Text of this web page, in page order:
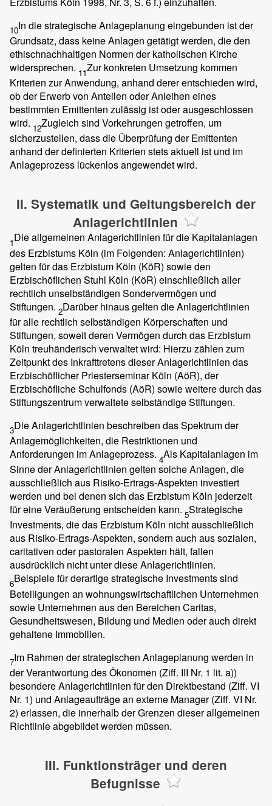
10In die strategische Anlageplanung eingebunden ist der
Grundsatz, dass keine Anlagen getätigt werden, die den
ethischnachhaltigen Normen der katholischen Kirche
widersprechen. 11Zur konkreten Umsetzung kommen
Kriterien zur Anwendung, anhand derer entschieden wird,
ob der Erwerb von Anteilen oder Anleihen eines
bestimmten Emittenten zulässig ist oder ausgeschlossen
wird. 12Zugleich sind Vorkehrungen getroffen, um
sicherzustellen, dass die Überprüfung der Emittenten
anhand der definierten Kriterien stets aktuell ist und im
Anlageprozess lückenlos angewendet wird.
II. Systematik und Geltungsbereich der
Anlagerichtlinien
1Die allgemeinen Anlagerichtlinien für die Kapitalanlagen
des Erzbistums Köln (im Folgenden: Anlagerichtlinien)
gelten für das Erzbistum Köln (KöR) sowie den
Erzbischöflichen Stuhl Köln (KöR) einschließlich aller
rechtlich unselbständigen Sondervermögen und
Stiftungen. 2Darüber hinaus gelten die Anlagerichtlinien
für alle rechtlich selbständigen Körperschaften und
Stiftungen, soweit deren Vermögen durch das Erzbistum
Köln treuhänderisch verwaltet wird: Hierzu zählen zum
Zeitpunkt des Inkrafttretens dieser Anlagerichtlinien das
Erzbischöflicher Priesterseminar Köln (AöR), der
Erzbischöfliche Schulfonds (AöR) sowie weitere durch das
Stiftungszentrum verwaltete selbständige Stiftungen.
3Die Anlagerichtlinien beschreiben das Spektrum der
Anlagemöglichkeiten, die Restriktionen und
Anforderungen im Anlageprozess. 4Als Kapitalanlagen im
Sinne der Anlagerichtlinien gelten solche Anlagen, die
ausschließlich aus Risiko-Ertrags-Aspekten investiert
werden und bei denen sich das Erzbistum Köln jederzeit
für eine Veräußerung entscheiden kann. 5Strategische
Investments, die das Erzbistum Köln nicht ausschließlich
aus Risiko-Ertrags-Aspekten, sondern auch aus sozialen,
caritativen oder pastoralen Aspekten hält, fallen
ausdrücklich nicht unter diese Anlagerichtlinien.
6Beispiele für derartige strategische Investments sind
Beteiligungen an wohnungswirtschaftlichen Unternehmen
sowie Unternehmen aus den Bereichen Caritas,
Gesundheitswesen, Bildung und Medien oder auch direkt
gehaltene Immobilien.
7Im Rahmen der strategischen Anlageplanung werden in
der Verantwortung des Ökonomen (Ziff. III Nr. 1 lit. a))
besondere Anlagerichtlinien für den Direktbestand (Ziff. VI
Nr. 1) und Anlageaufträge an externe Manager (Ziff. VI Nr.
2) erlassen, die innerhalb der Grenzen dieser allgemeinen
Richtlinie abgebildet werden müssen.
III. Funktionsträger und deren
Befugnisse